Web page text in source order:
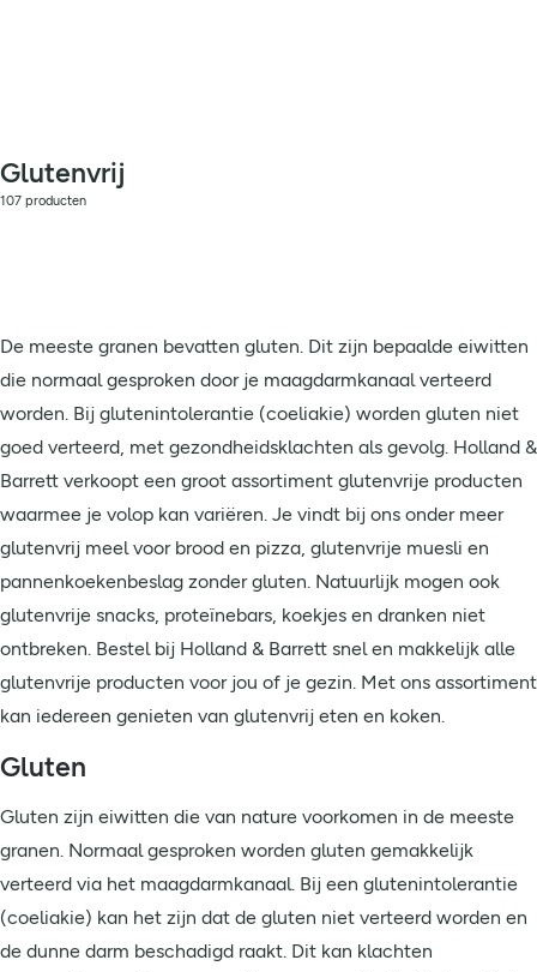
Glutenvrij
107 producten
De meeste granen bevatten gluten. Dit zijn bepaalde eiwitten
die normaal gesproken door je maagdarmkanaal verteerd
worden. Bij glutenintolerantie (coeliakie) worden gluten niet
goed verteerd, met gezondheidsklachten als gevolg. Holland &
Barrett verkoopt een groot assortiment glutenvrije producten
waarmee je volop kan variëren. Je vindt bij ons onder meer
glutenvrij meel voor brood en pizza, glutenvrije muesli en
pannenkoekenbeslag zonder gluten. Natuurlijk mogen ook
glutenvrije snacks, proteïnebars, koekjes en dranken niet
ontbreken. Bestel bij Holland & Barrett snel en makkelijk alle
glutenvrije producten voor jou of je gezin. Met ons assortiment
kan iedereen genieten van glutenvrij eten en koken.
Gluten
Gluten zijn eiwitten die van nature voorkomen in de meeste
granen. Normaal gesproken worden gluten gemakkelijk
verteerd via het maagdarmkanaal. Bij een glutenintolerantie
(coeliakie) kan het zijn dat de gluten niet verteerd worden en
de dunne darm beschadigd raakt. Dit kan klachten